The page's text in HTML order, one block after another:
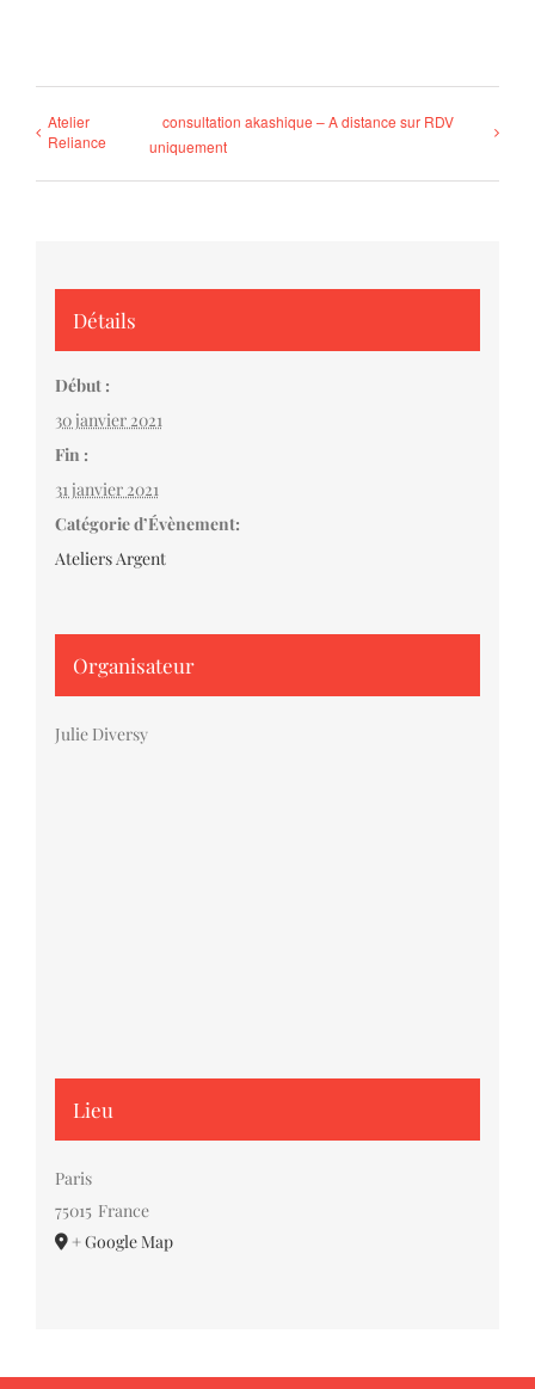
Atelier
Reliance
consultation akashique – A distance sur RDV
uniquement
Détails
Début :
30 janvier 2021
Fin :
31 janvier 2021
Catégorie d’Évènement:
Ateliers Argent
Organisateur
Julie Diversy
Lieu
Paris
75015 France
+ Google Map